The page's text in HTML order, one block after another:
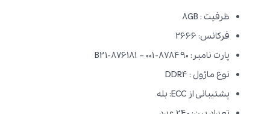
ظرفیت : 8GB
فرکانس: 2666
پارت نامبر: 878490-001 – 876181-B21
نوع ماژول : DDR4
پشتیبانی از ECC: بله